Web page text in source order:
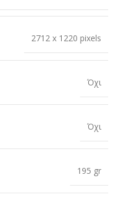
2712 x 1220 pixels
Όχι
Όχι
195 gr